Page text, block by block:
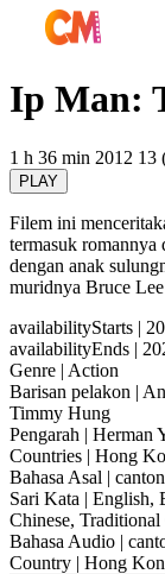
Ip Man:
1 h 36 min 2012 13
PLAY
Filem ini
termasuk romannya
dengan anak
muridnya Bruce Lee
availabilityStarts |
availabilityEnds |
Genre | Action
Barisan pelakon |
Timmy Hung
Pengarah | Herman
Countries | Hong
Bahasa Asal |
Sari Kata | English,
Chinese, Traditional
Bahasa Audio |
Country | Hong